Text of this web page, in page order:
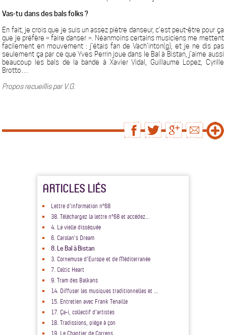
Vas-tu dans des bals folks ?
En fait, je crois que je suis un assez piètre danseur, c’est peut-être pour ça
que je préfère « faire danser ». Néanmoins certains musiciens me mettent
facilement en mouvement : j’étais fan de Vach’inton(g), et je ne dis pas
seulement ça par ce que Yves Perrin joue dans le Bal à Bistan, j’aime aussi
beaucoup les bals de la bande à Xavier Vidal, Guillaume Lopez, Cyrille
Brotto…
Propos recueillis par V.G.
ARTICLES LIÉS
Lettre d'information n°68
38. Téléchargez la lettre n°68 et accédez...
4. La vielle disséquée
6. Carolan's Dream
8. Le Bal à Bistan
3. Cornemuse d'Europe et de Méditerranée
7. Celtic Heart
9. Tram des Balkans
14. Diffuser les musiques traditionnelles et ...
15. Entretien avec Frank Tenaille
17. Ça-i, collectif d'artistes
18. Tradissions, piège à çon
19. Le Chantier de Correns